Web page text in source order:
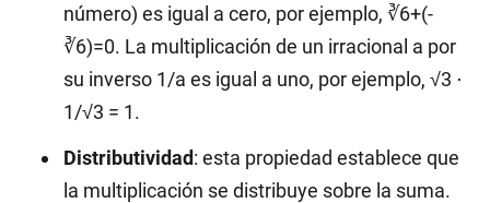
número) es igual a cero, por ejemplo, ∛6+(-
∛6)=0. La multiplicación de un irracional a por
su inverso 1/a es igual a uno, por ejemplo, √3 ⋅
1/√3 = 1.
Distributividad: esta propiedad establece que
la multiplicación se distribuye sobre la suma.